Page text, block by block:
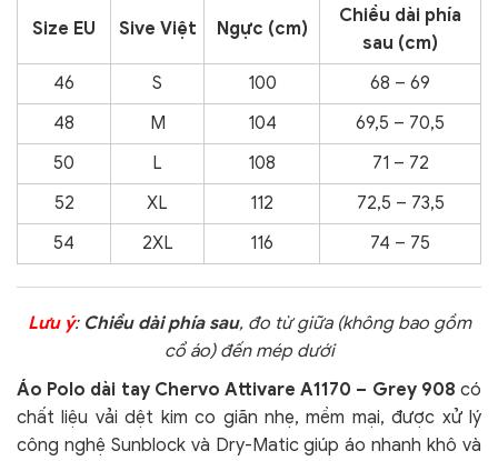
Size EU Sive Việt Ngực (cm)
Chiều dài phía
sau (cm)
46
S 100
68 – 69
48
M 104
69,5 – 70,5
50
L 108
71 – 72
52
XL 112
72,5 – 73,5
54
2XL 116 74 – 75
Lưu ý: Chiều dài phía sau, đo từ giữa (không bao gồm
cổ áo) đến mép dưới
Áo Polo dài tay Chervo Attivare A1170 – Grey 908 có
chất liệu vải dệt kim co giãn nhẹ, mềm mại, được xử lý
công nghệ Sunblock và Dry-Matic giúp áo nhanh khô và